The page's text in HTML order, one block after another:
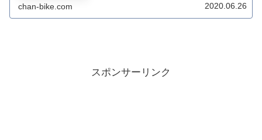
暑くなってきているので、そのうち将来的には日中...
chan-bike.com 2020.06.26
スポンサーリンク